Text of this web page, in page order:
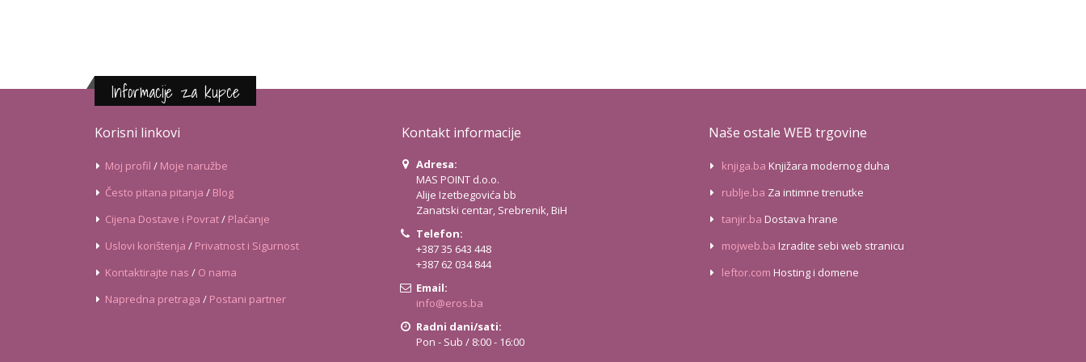
Informacije za kupce
Korisni linkovi
Moj profil / Moje naružbe
Često pitana pitanja / Blog
Cijena Dostave i Povrat/ Plaćanje
Uslovi korištenja / Privatnost i Sigurnost
Kontaktirajte nas / O nama
Napredna pretraga / Postani partner
Kontakt informacije
Adresa:
MAS POINT d.o.o.
Alije Izetbegovića bb
Zanatski centar, Srebrenik, BiH
Telefon:
+387 35 643 448
+387 62 034 844
Email:
info@eros.ba
Radni dani/sati:
Pon - Sub / 8:00 - 16:00
Naše ostale WEB trgovine
knjiga.ba Knjižara modernog duha
rublje.ba Za intimne trenutke
tanjir.ba Dostava hrane
mojweb.ba Izradite sebi web stranicu
leftor.com Hosting i domene